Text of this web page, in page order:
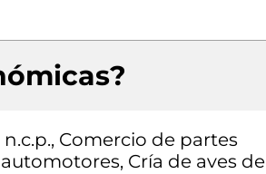
Comercio de partes
Cría de aves de